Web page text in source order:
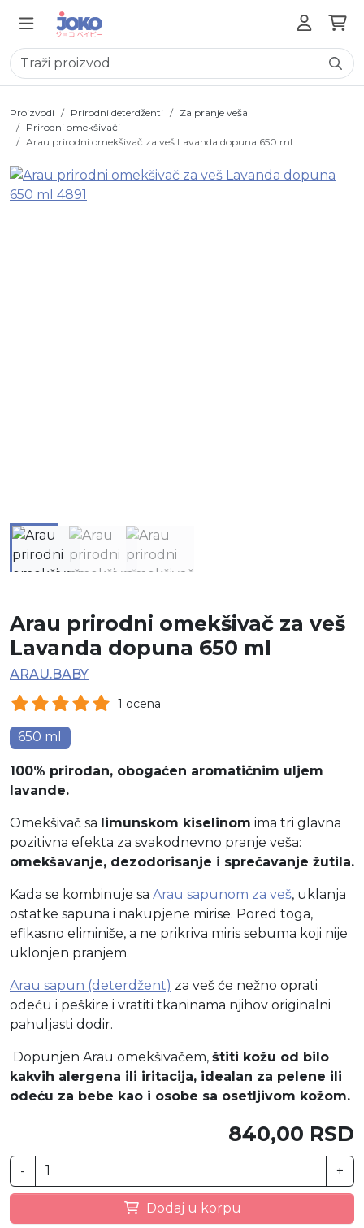
Proizvodi Prirodni deterdženti
Za pranje veša
Prirodni omekšivači
Arau prirodni omekšivač za veš Lavanda dopuna 650 ml
Arau prirodni omekšivač za veš
Lavanda dopuna 650 ml
ARAU.BABY
1 ocena
650 ml
100% prirodan, obogaćen aromatičnim uljem
lavande.
Omekšivač sa limunskom kiselinom ima tri glavna
pozitivna efekta za svakodnevno pranje veša:
omekšavanje, dezodorisanje i sprečavanje žutila.
Kada se kombinuje sa Arau sapunom za veš, uklanja
ostatke sapuna i nakupjene mirise. Pored toga,
efikasno eliminiše, a ne prikriva miris sebuma koji nije
uklonjen pranjem.
Arau sapun (deterdžent) za veš će nežno oprati
odeću i peškire i vratiti tkaninama njihov originalni
pahuljasti dodir.
Dopunjen Arau omekšivačem, štiti kožu od bilo
kakvih alergena ili iritacija, idealan za pelene ili
odeću za bebe kao i osobe sa osetljivom kožom.
840,00 RSD
- +
Dodaj u korpu